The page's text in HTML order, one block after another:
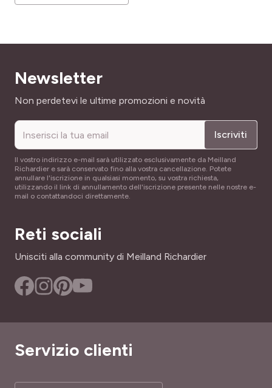
Newsletter
Indirizzo email
Non perdetevi le ultime promozioni e novità
Iscriviti
Il vostro indirizzo e-mail sarà utilizzato esclusivamente da Meilland
Richardier e sarà conservato fino alla vostra cancellazione. Potete
annullare l'iscrizione in qualsiasi momento, su vostra richiesta,
utilizzando il link di annullamento dell'iscrizione presente nelle nostre e-
mail o contattandoci direttamente.
Reti sociali
Unisciti alla community di Meilland Richardier
Servizio clienti